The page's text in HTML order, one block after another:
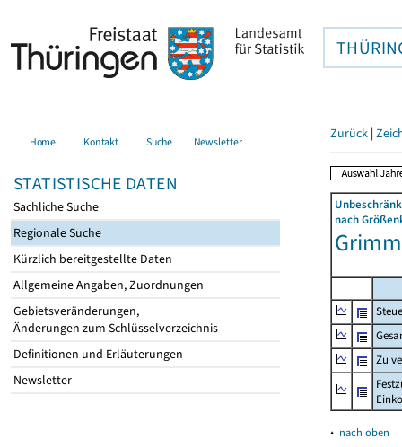
Home Kontakt Suche Newsletter
STATISTISCHE DATEN
Sachliche Suche
Regionale Suche
Kürzlich bereitgestellte Daten
Allgemeine Angaben, Zuordnungen
Gebietsveränderungen,
Änderungen zum Schlüsselverzeichnis
Definitionen und Erläuterungen
Newsletter
Zurück |
nach
Zu
▴ nach oben